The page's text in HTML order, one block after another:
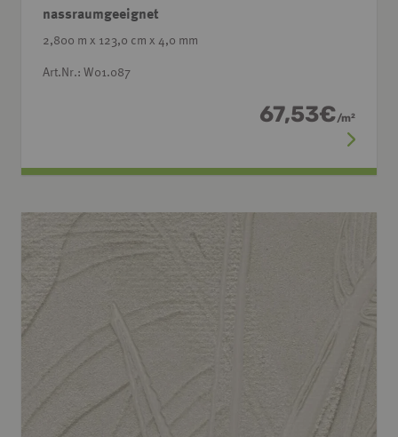
nassraumgeeignet
2,800 m x 123,0 cm x 4,0 mm
Art.Nr.: W01.087
67,53€/m2